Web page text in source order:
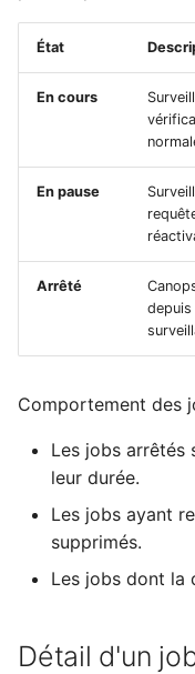
État
En cours
En pause
Arrêté
depuis
Comportement des
Les jobs arrêtés
leur durée.
Les jobs ayant
supprimés.
Les jobs dont la
Détail d'un